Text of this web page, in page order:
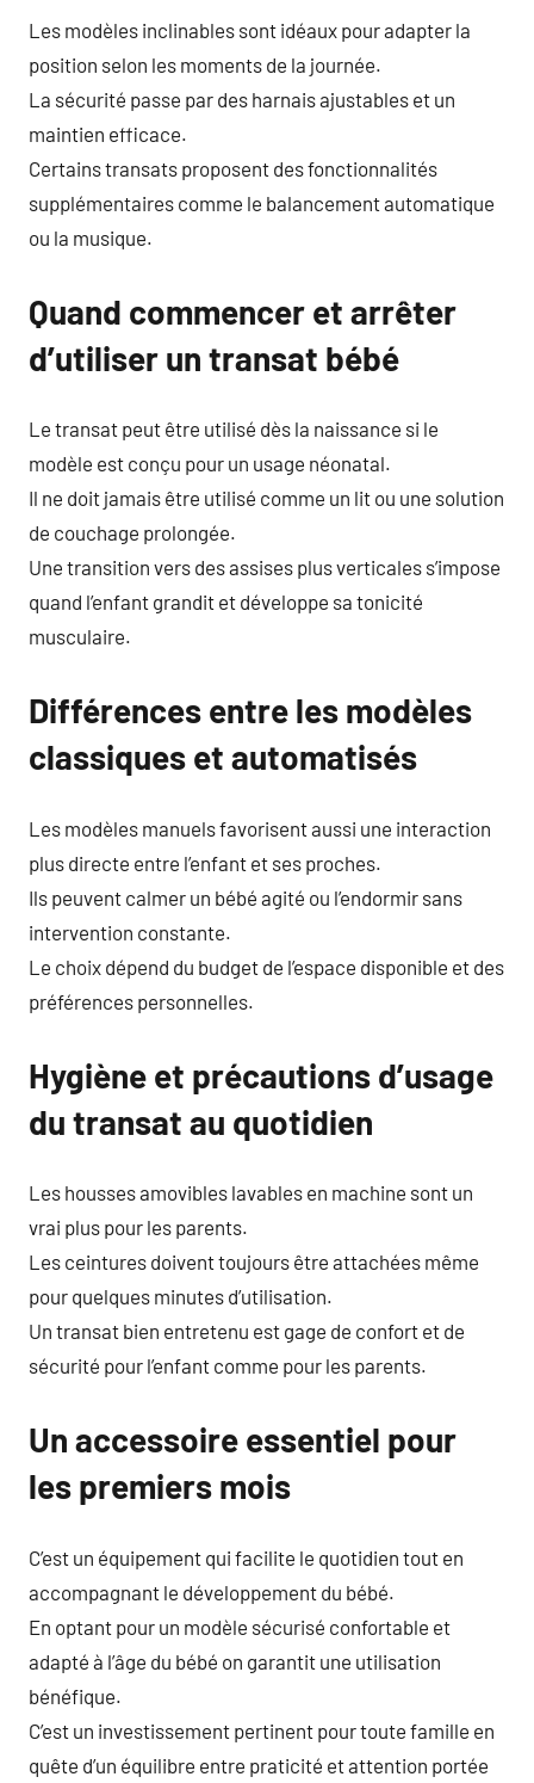
Les modèles inclinables sont idéaux pour adapter la
position selon les moments de la journée.
La sécurité passe par des harnais ajustables et un
maintien efficace.
Certains transats proposent des fonctionnalités
supplémentaires comme le balancement automatique
ou la musique.
Quand commencer et arrêter
d’utiliser un transat bébé
Le transat peut être utilisé dès la naissance si le
modèle est conçu pour un usage néonatal.
Il ne doit jamais être utilisé comme un lit ou une solution
de couchage prolongée.
Une transition vers des assises plus verticales s’impose
quand l’enfant grandit et développe sa tonicité
musculaire.
Différences entre les modèles
classiques et automatisés
Les modèles manuels favorisent aussi une interaction
plus directe entre l’enfant et ses proches.
Ils peuvent calmer un bébé agité ou l’endormir sans
intervention constante.
Le choix dépend du budget de l’espace disponible et des
préférences personnelles.
Hygiène et précautions d’usage
du transat au quotidien
Les housses amovibles lavables en machine sont un
vrai plus pour les parents.
Les ceintures doivent toujours être attachées même
pour quelques minutes d’utilisation.
Un transat bien entretenu est gage de confort et de
sécurité pour l’enfant comme pour les parents.
Un accessoire essentiel pour
les premiers mois
C’est un équipement qui facilite le quotidien tout en
accompagnant le développement du bébé.
En optant pour un modèle sécurisé confortable et
adapté à l’âge du bébé on garantit une utilisation
bénéfique.
C’est un investissement pertinent pour toute famille en
quête d’un équilibre entre praticité et attention portée